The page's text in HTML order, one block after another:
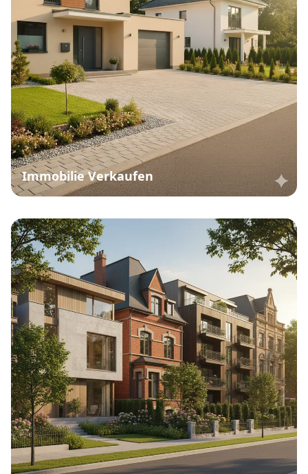
Immobilie Verkaufen